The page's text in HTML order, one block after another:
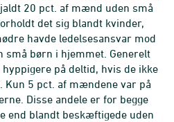
20 pct. af mænd uden små
det sig blandt kvinder,
havde ledelsesansvar mod
små børn i hjemmet. Generelt
på deltid, hvis de ikke
Kun 5 pct. af mændene var på
Disse andele er for begge
end blandt beskæftigede uden